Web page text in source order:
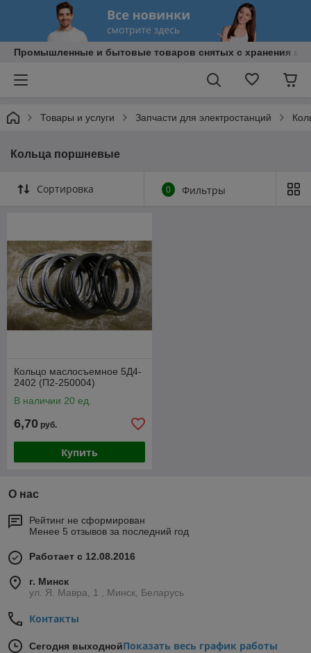
Промышленные и бытовые товаров снятых с хранения в
Товары и услуги Запчасти для электростанций
Кольца поршневые
Сортировка 0 Фильтры
Кольцо маслосъемное 5Д4-
2402 (П2-250004)
В наличии 20 ед.
6,70 руб.
Купить
О нас
Рейтинг не сформирован
Менее 5 отзывов за последний год
Работает с 12.08.2016
г. Минск
ул. Я. Мавра, 1 , Минск, Беларусь
Контакты
Сегодня выходнойПоказать весь график работы